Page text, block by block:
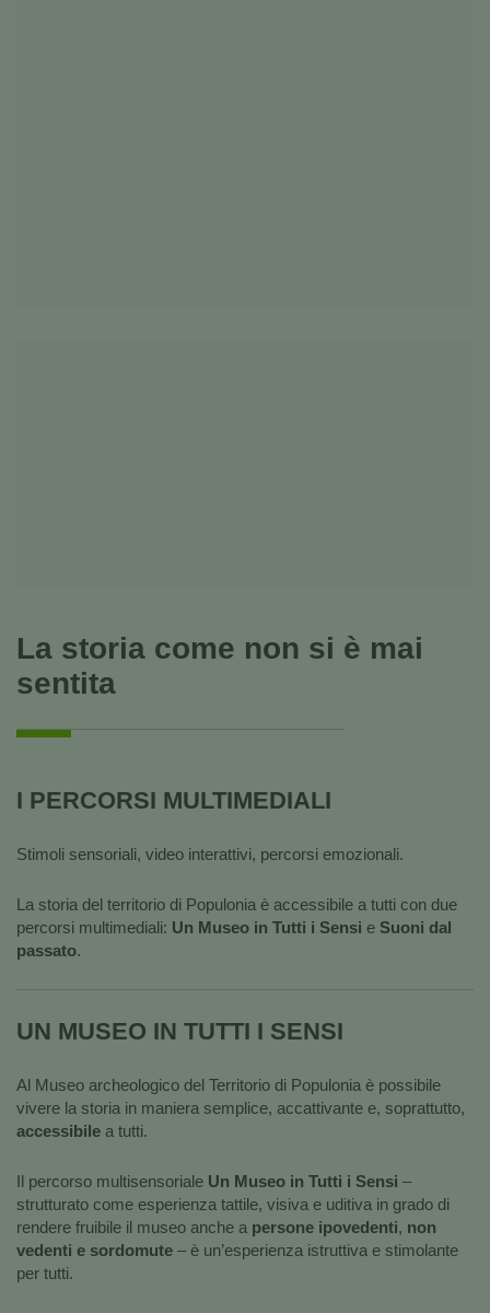
La storia come non si è mai
sentita
I PERCORSI MULTIMEDIALI
Stimoli sensoriali, video interattivi, percorsi emozionali.
La storia del territorio di Populonia è accessibile a tutti con due
percorsi multimediali: Un Museo in Tutti i Sensi e Suoni dal
passato.
UN MUSEO IN TUTTI I SENSI
Al Museo archeologico del Territorio di Populonia è possibile
vivere la storia in maniera semplice, accattivante e, soprattutto,
accessibile a tutti.
Il percorso multisensoriale Un Museo in Tutti i Sensi –
strutturato come esperienza tattile, visiva e uditiva in grado di
rendere fruibile il museo anche a persone ipovedenti, non
vedenti e sordomute – è un’esperienza istruttiva e stimolante
per tutti.